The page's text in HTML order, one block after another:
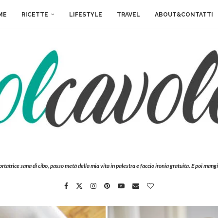
RICETTE LIFESTYLE TRAVEL ABOUT&CONTATTI
sana di cibo, passo metà della mia vita in palestra e faccio ironia gratuita. E poi